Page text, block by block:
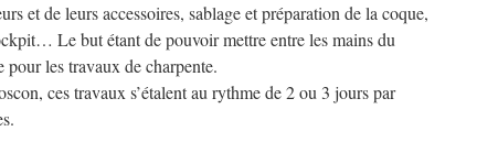
et de leurs accessoires, sablage et préparation de la coque,
Le but étant de pouvoir mettre entre les mains du
les travaux de charpente.
ces travaux s’étalent au rythme de 2 ou 3 jours par